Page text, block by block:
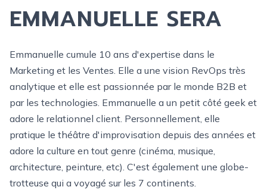
EMMANUELLE SERA
Emmanuelle cumule 10 ans d'expertise dans le
Marketing et les Ventes. Elle a une vision RevOps très
analytique et elle est passionnée par le monde B2B et
par les technologies. Emmanuelle a un petit côté geek et
adore le relationnel client. Personnellement, elle
pratique le théâtre d'improvisation depuis des années et
adore la culture en tout genre (cinéma, musique,
architecture, peinture, etc). C'est également une globe-
trotteuse qui a voyagé sur les 7 continents.